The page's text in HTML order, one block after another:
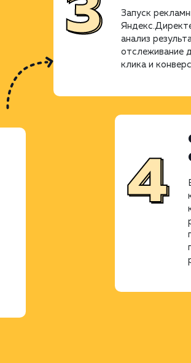
Запуск
анализ
отслеживание
клика и